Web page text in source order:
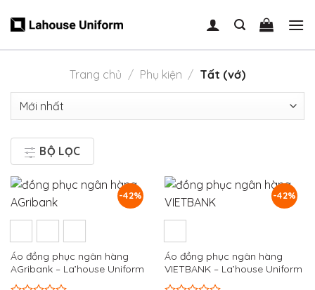
Trang chủ / Phụ kiện / Tất (vớ)
BỘ LỌC
-42%
Áo đồng phục ngân hàng
AGribank – La’house Uniform
-42%
Áo đồng phục ngân hàng
VIETBANK – La’house Uniform